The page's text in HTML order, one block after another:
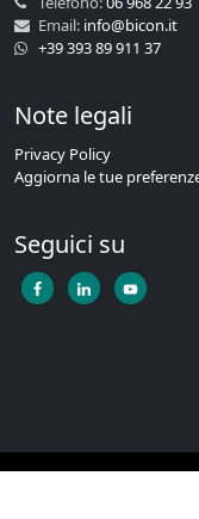
Email: info@bicon.it
+39 393 89 911 37
Note legali
Privacy Policy
Aggiorna le tue
Seguici su